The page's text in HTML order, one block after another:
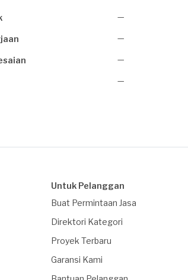
—
—
—
—
Untuk Pelanggan
Buat Permintaan Jasa
Direktori Kategori
Proyek Terbaru
Garansi Kami